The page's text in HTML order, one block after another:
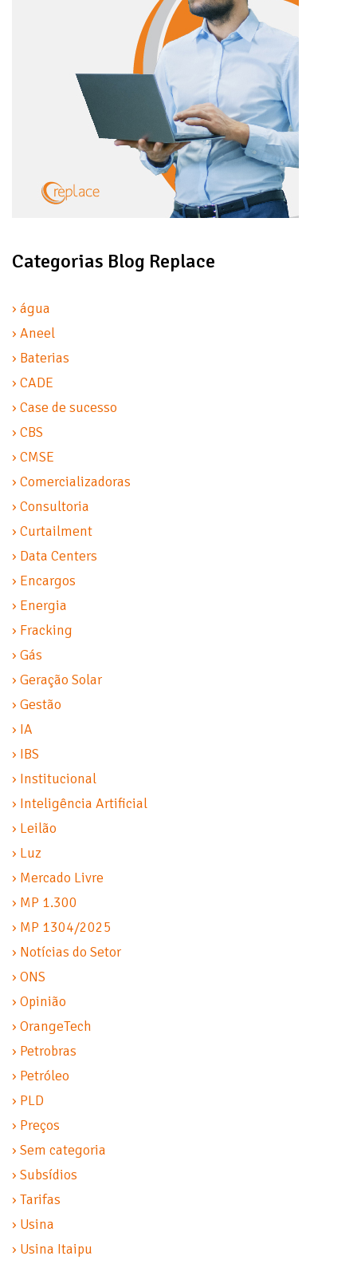
Categorias Blog Replace
› água
› Aneel
› Baterias
› CADE
› Case de sucesso
› CBS
› CMSE
› Comercializadoras
› Consultoria
› Curtailment
› Data Centers
› Encargos
› Energia
› Fracking
› Gás
› Geração Solar
› Gestão
› IA
› IBS
› Institucional
› Inteligência Artificial
› Leilão
› Luz
› Mercado Livre
› MP 1.300
› MP 1304/2025
› Notícias do Setor
› ONS
› Opinião
› OrangeTech
› Petrobras
› Petróleo
› PLD
› Preços
› Sem categoria
› Subsídios
› Tarifas
› Usina
› Usina Itaipu